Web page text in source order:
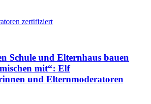
Schule und Elternhaus bauen
mit“: Elf
und Elternmoderatoren